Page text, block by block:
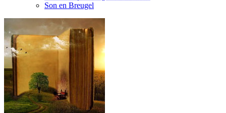
Son en Breugel